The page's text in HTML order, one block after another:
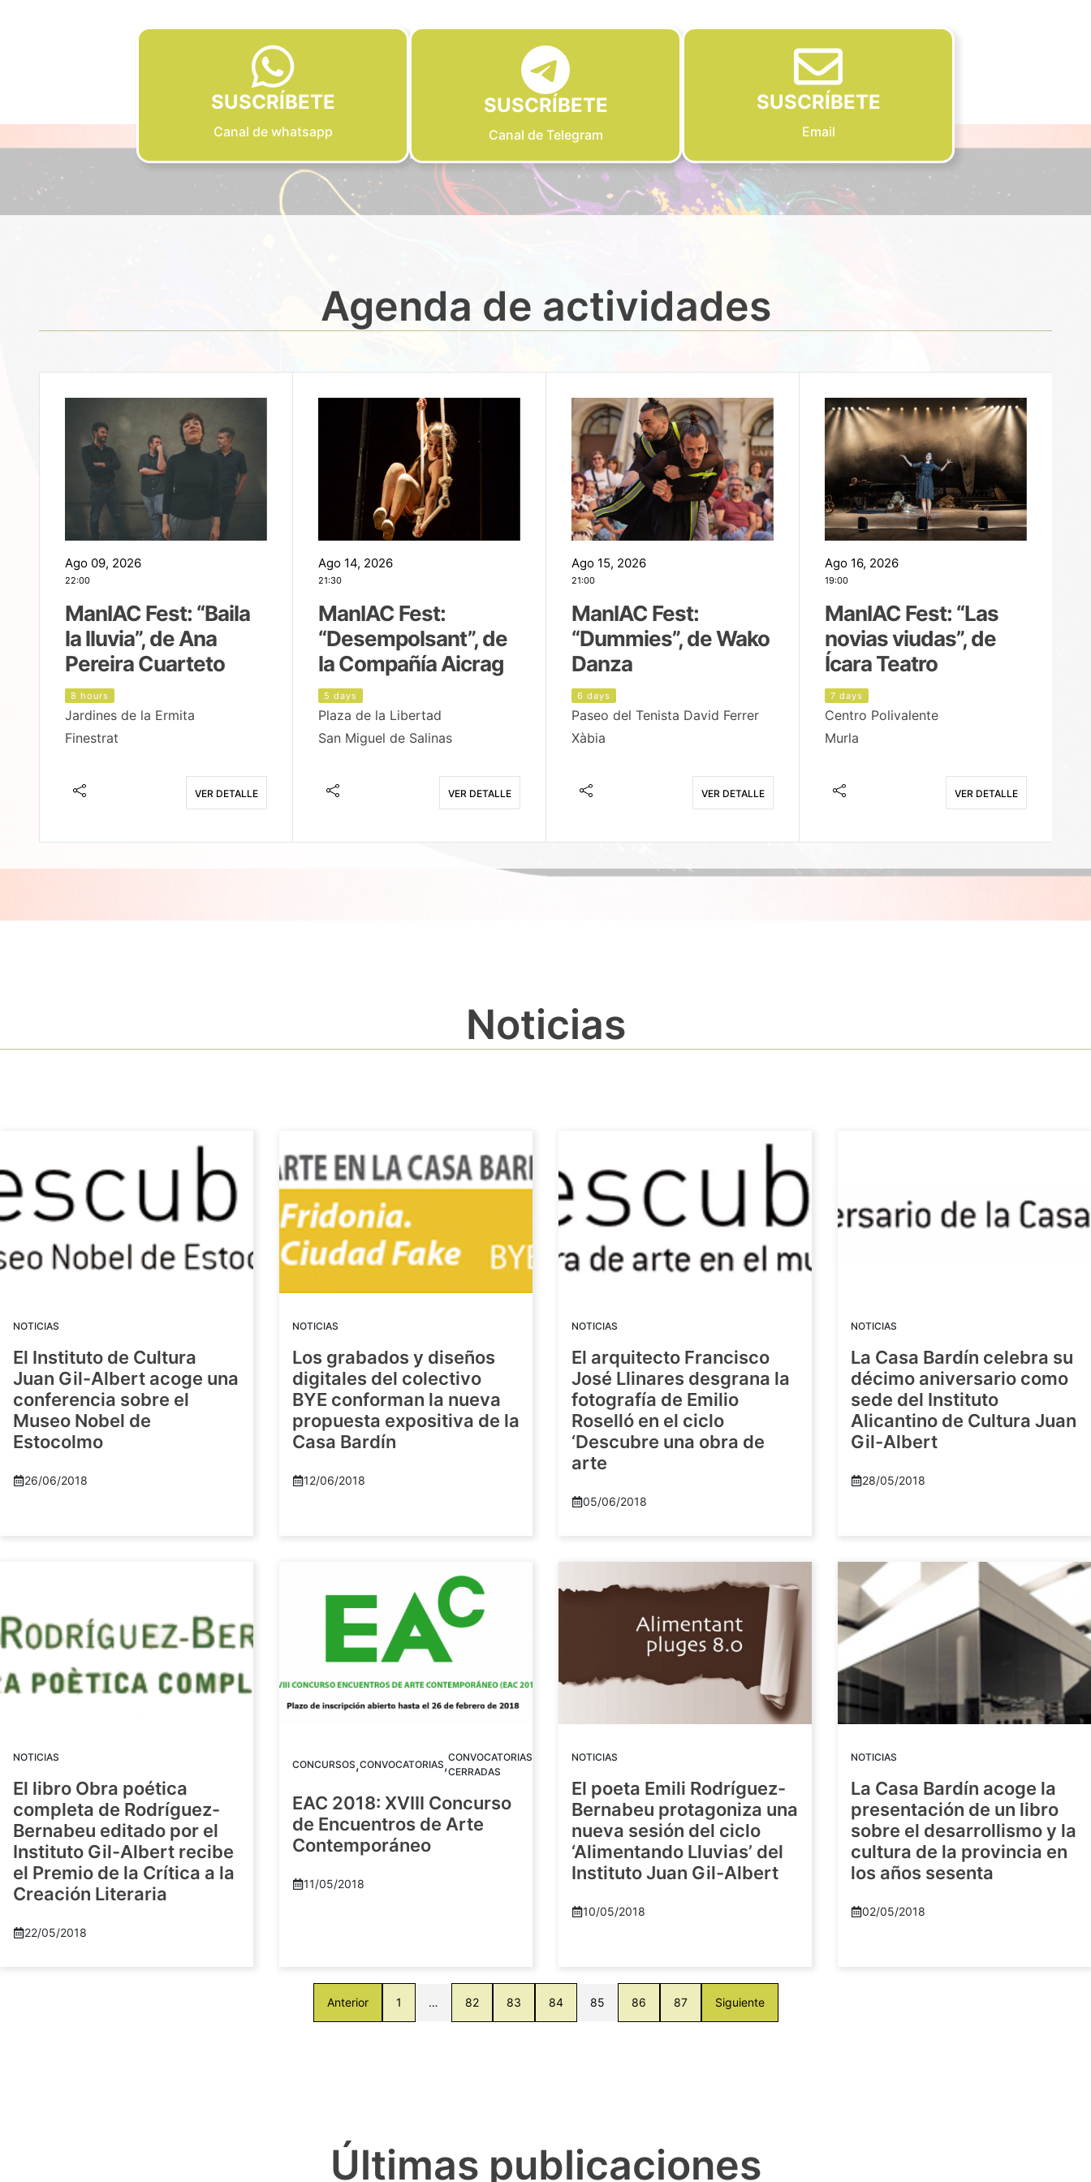
SUSCRÍBETE
Canal de whatsapp
SUSCRÍBETE
Canal de Telegram
SUSCRÍBETE
Email
Agenda de actividades
Ago 09, 2026
22:00
ManIAC Fest: “Baila
la lluvia”, de Ana
Pereira Cuarteto
8 hours
Jardines de la Ermita
Finestrat
VER DETALLE
Ago 14, 2026
21:30
ManIAC Fest:
“Desempolsant”, de
la Compañía Aicrag
5 days
Plaza de la Libertad
San Miguel de Salinas
VER DETALLE
Ago 15, 2026
21:00
ManIAC Fest:
“Dummies”, de Wako
Danza
6 days
Paseo del Tenista David Ferrer
Xàbia
VER DETALLE
Ago 16, 2026
19:00
ManIAC Fest: “Las
novias viudas”, de
Ícara Teatro
7 days
Centro Polivalente
Murla
VER DETALLE
Noticias
NOTICIAS
El Instituto de Cultura
Juan Gil-Albert acoge una
conferencia sobre el
Museo Nobel de
Estocolmo
26/06/2018
NOTICIAS
Los grabados y diseños
digitales del colectivo
BYE conforman la nueva
propuesta expositiva de la
Casa Bardín
12/06/2018
NOTICIAS
El arquitecto Francisco
José Llinares desgrana la
fotografía de Emilio
Roselló en el ciclo
‘Descubre una obra de
arte
05/06/2018
NOTICIAS
La Casa Bardín celebra su
décimo aniversario como
sede del Instituto
Alicantino de Cultura Juan
Gil-Albert
28/05/2018
NOTICIAS
El libro Obra poética
completa de Rodríguez-
Bernabeu editado por el
Instituto Gil-Albert recibe
el Premio de la Crítica a la
Creación Literaria
22/05/2018
CONCURSOS,CONVOCATORIAS,CONVOCATORIAS
CERRADAS
EAC 2018: XVIII Concurso
de Encuentros de Arte
Contemporáneo
11/05/2018
NOTICIAS
El poeta Emili Rodríguez-
Bernabeu protagoniza una
nueva sesión del ciclo
‘Alimentando Lluvias’ del
Instituto Juan Gil-Albert
10/05/2018
NOTICIAS
La Casa Bardín acoge la
presentación de un libro
sobre el desarrollismo y la
cultura de la provincia en
los años sesenta
02/05/2018
Anterior 1 … 82 83 84 85 86 87 Siguiente
Últimas publicaciones